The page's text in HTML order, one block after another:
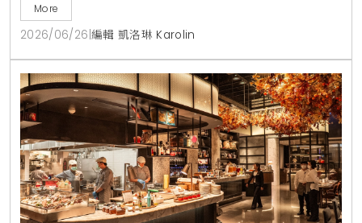
More
2026/06/26 編輯 凱洛琳 Karolin